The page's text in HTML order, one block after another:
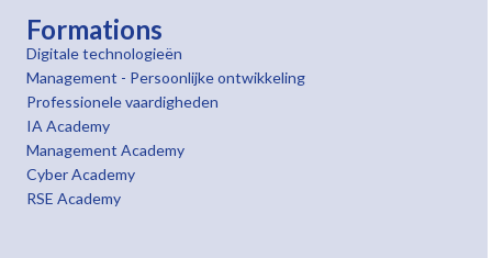
Formations
Digitale technologieën
Management - Persoonlijke ontwikkeling
Professionele vaardigheden
IA Academy
Management Academy
Cyber Academy
RSE Academy